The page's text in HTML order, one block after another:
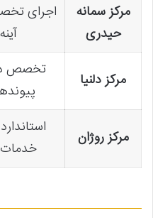
مرکز سمانه
حیدری
اجرای
مرکز دلنیا
تخصص
مرکز روژان